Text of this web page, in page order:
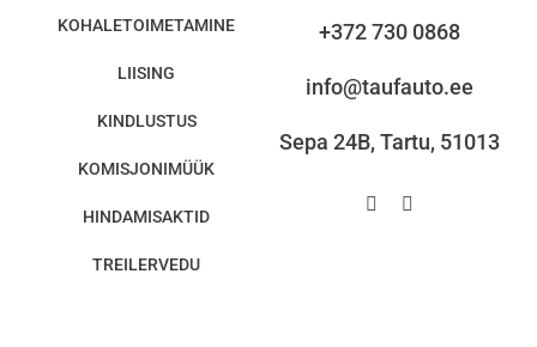
KOHALETOIMETAMINE
LIISING
KINDLUSTUS
KOMISJONIMÜÜK
HINDAMISAKTID
TREILERVEDU
+372 730 0868
info@taufauto.ee
Sepa 24B, Tartu, 51013